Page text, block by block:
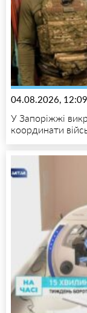
04.08.2026, 12:09
У Запоріжжі
координати